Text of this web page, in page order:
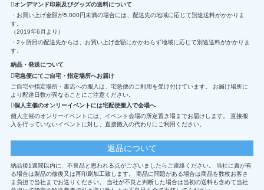
オンデマンド印刷及びグッズの送料について
・お買い上げ金額が5,000円未満の場合には、配送先の地域に応じて別途送料がかかりま
す。
（2019年6月より）
・2ヶ所目の配送先からは、お買い上げ金額にかかわらず地域に応じて別途送料がかかりま
す。
納品・発送について
宅急便にてご自宅・指定場所へお届け
ご自宅や指定場所・書店への搬入は、宅急便のご利用を受け付けています。 お届け場所に
より配達日数が異なることにご注意ください。
個人主催のオンリーイベントには宅配便搬入で会場へ
個人主催のオンリーイベントには、イベント会場の所定置き場までお届けします。 直接搬
入を行っていないイベントに対し、直接搬入の代わりにご利用ください。
返品について
納品後1週間以内に、不良品と思われる点がございましたらご連絡ください。 当社に責が有
る場合は製品の修復又は再印刷加工致します。 商品に問題がある場合は商品を数枚お客さ
ま負担で当社までお送りください。 当社が不良と判断した場合は当初の送料も含めて当社